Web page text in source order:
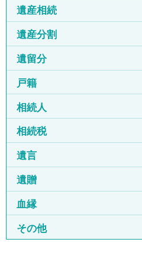
遺産相続
遺産分割
遺留分
戸籍
相続人
相続税
遺言
遺贈
血縁
その他